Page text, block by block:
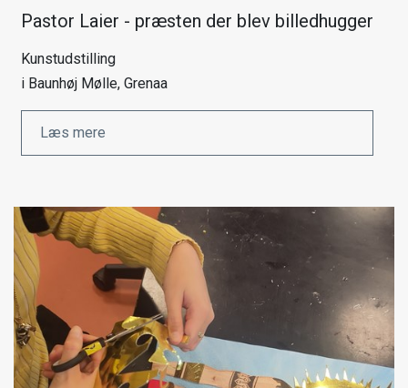
Pastor Laier - præsten der blev billedhugger
Kunstudstilling
i Baunhøj Mølle, Grenaa
Læs mere